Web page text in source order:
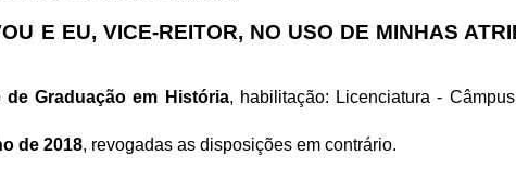
E EU, VICE-REITOR, NO USO DE MINHAS
de Graduação em História, habilitação: Licenciatura -
de 2018, revogadas as disposições em contrário.